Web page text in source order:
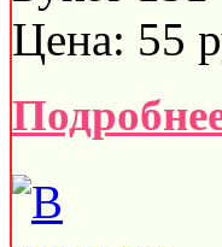
Цена: 55